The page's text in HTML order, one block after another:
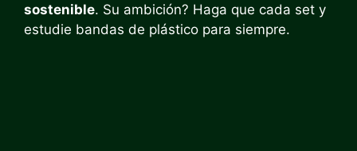
sostenible. Su ambición? Haga que cada set y
estudie bandas de plástico para siempre.